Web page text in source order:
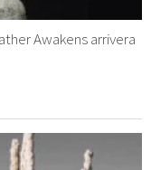
Awakens arrivera